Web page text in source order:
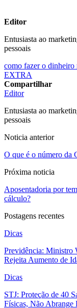
Editor
Entusiasta ao
pessoais
como fazer o dinheiro
EXTRA
Compartilhar
Editor
Entusiasta ao
pessoais
Noticia anterior
O que é o número da
Próxima noticia
Aposentadoria por
cálculo?
Postagens recentes
Dicas
Previdência: Ministro
Rejeita Aumento de
Dicas
STJ: Proteção de 40
Físicas, Não Abrange